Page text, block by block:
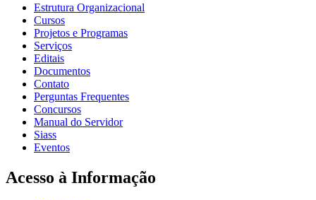
Estrutura Organizacional
Cursos
Projetos e Programas
Serviços
Editais
Documentos
Contato
Perguntas Frequentes
Concursos
Manual do Servidor
Siass
Eventos
Acesso à Informação